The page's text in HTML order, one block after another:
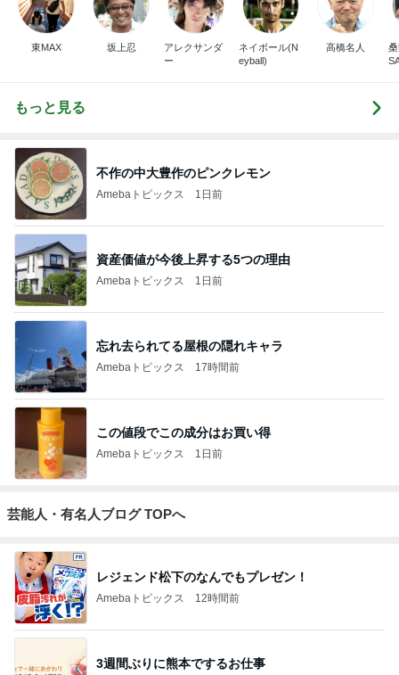
東MAX 坂上忍
アレクサンダ
ー
ネイボール(N
eyball)
高橋名人
もっと見る
不作の中大豊作のピンクレモン
Amebaトピックス 1日前
資産価値が今後上昇する5つの理由
Amebaトピックス 1日前
忘れ去られてる屋根の隠れキャラ
Amebaトピックス 17時間前
この値段でこの成分はお買い得
Amebaトピックス 1日前
芸能人・有名人ブログ TOPへ
レジェンド松下のなんでもプレゼン！
Amebaトピックス 12時間前
3週間ぶりに熊本でするお仕事